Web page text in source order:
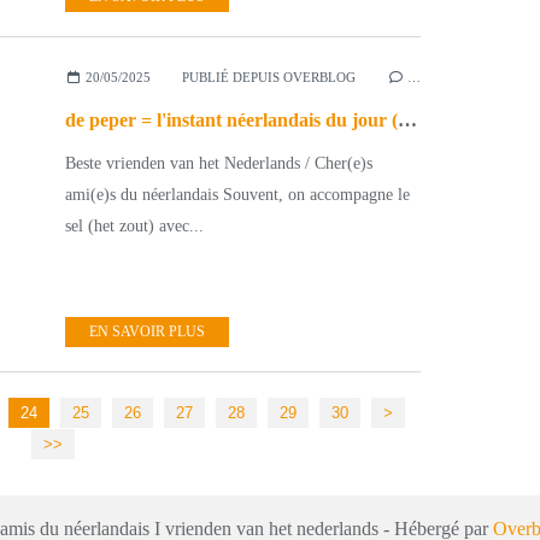
20/05/2025 PUBLIÉ DEPUIS OVERBLOG
de peper = l'instant néerlandais du jour (2025_05_20)
Beste vrienden van het Nederlands / Cher(e)s
ami(e)s du néerlandais Souvent, on accompagne le
sel (het zout) avec...
EN SAVOIR PLUS
24 25 26 27 28 29 30 40
50
60
70
80
90
100
200
>
>>
du néerlandais I vrienden van het nederlands - Hébergé par